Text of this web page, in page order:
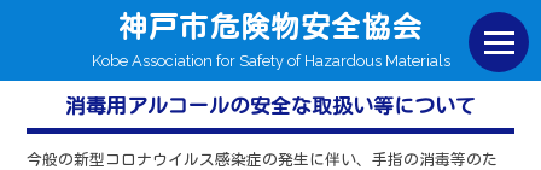
神戸市危険物安全協会
Kobe Association for Safety of Hazardous Materials
消毒用アルコールの安全な取扱い等について
今般の新型コロナウイルス感染症の発生に伴い、手指の消毒等のた